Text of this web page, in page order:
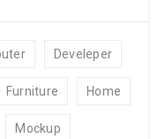
Develeper
Furniture Home
Mockup